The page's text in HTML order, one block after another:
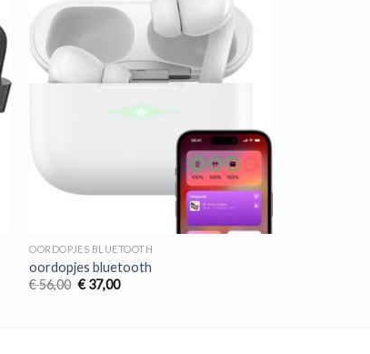
OORDOPJES BLUETOOTH
oordopjes bluetooth
€56,00 Oorspronkelijke
€37,00Huidige